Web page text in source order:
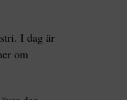
I dag är
om